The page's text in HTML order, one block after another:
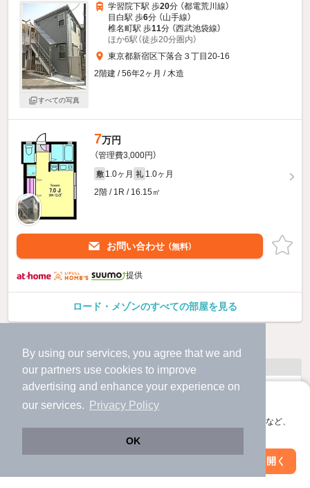
By using our services, you agree that we and
our partners use cookies to improve
advertising and enhance your experience on
our services.
Privacy Policy
OK
アプリに切り替えて、サクサクお部屋探し
会員登録なしですぐ使える。マップ検索やお気に入り保存など、
アプリを開く
すべての写真
学習院下駅 歩20分 （都電荒川線）
目白駅 歩6分 （山手線）
椎名町駅 歩11分 （西武池袋線）
ほか6駅（徒歩20分圏内）
東京都新宿区下落合３丁目20-16
2階建 / 56年2ヶ月 / 木造
7万円
（管理費3,000円）
敷 1.0ヶ月 礼 1.0ヶ月
2階 / 1R / 16.15㎡
お問い合わせ （無料）
提供
ロード・メゾンのすべての部屋を見る
人気のこだわり条件
バス・トイレ別 2階以上
駐車場あり ペット相談
絞り込み条件を変更